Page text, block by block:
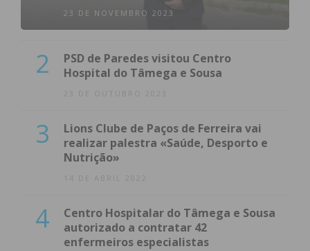
23 DE NOVEMBRO 2023
2
PSD de Paredes visitou Centro
Hospital do Tâmega e Sousa
23 DE OUTUBRO 2023
3
Lions Clube de Paços de Ferreira vai
realizar palestra «Saúde, Desporto e
Nutrição»
14 DE ABRIL 2022
4
Centro Hospitalar do Tâmega e Sousa
autorizado a contratar 42
enfermeiros especialistas